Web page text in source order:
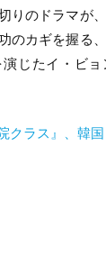
りのドラマが
のカギを握る
じたイ・ビョ
クラス』、韓